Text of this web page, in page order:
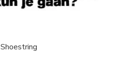
Shoestring